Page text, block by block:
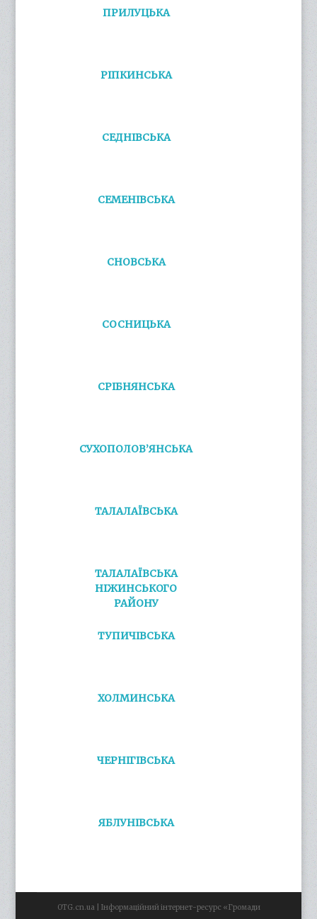
ПРИЛУЦЬКА
РІПКИНСЬКА
СЕДНІВСЬКА
СЕМЕНІВСЬКА
СНОВСЬКА
СОСНИЦЬКА
СРІБНЯНСЬКА
СУХОПОЛОВ’ЯНСЬКА
ТАЛАЛАЇВСЬКА
ТАЛАЛАЇВСЬКА
НІЖИНСЬКОГО
РАЙОНУ
ТУПИЧІВСЬКА
ХОЛМИНСЬКА
ЧЕРНІГІВСЬКА
ЯБЛУНІВСЬКА
OTG.cn.ua | Інформаційний інтернет-ресурс «Громади